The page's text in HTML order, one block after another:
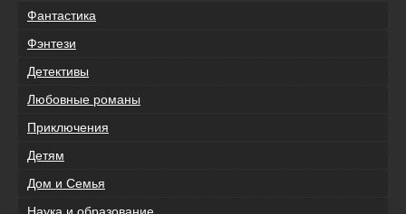
Фантастика
Фэнтези
Детективы
Любовные романы
Приключения
Детям
Дом и Семья
Наука и образование